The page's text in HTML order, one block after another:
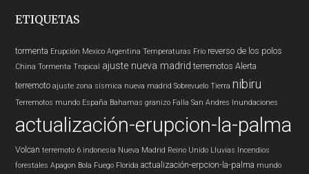
ETIQUETAS
tormenta Erupción Mexico Argentina Temperaturas Frío reverso de los polos
China Tormenta Tropical ajuste nueva madrid terremotos Alerta
terremoto ajuste zona sísmica nueva madrid Sobrevuelo Tierra nibiru
Terremotos mundo España Bahamas granizo Falla San Andres Inundaciones
actualización-erupcion-la-palma
Volcan terremoto 6 indonesia Nueva Madrid Reino Unido Lluvias Incendios
forestales Apagon Bola Fuego Florida actualización-erpcion-la-palma mundo